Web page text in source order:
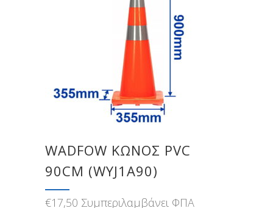
WADFOW ΚΩΝΟΣ PVC
90CM (WYJ1Α90)
€17,50 Συμπεριλαμβάνει ΦΠΑ